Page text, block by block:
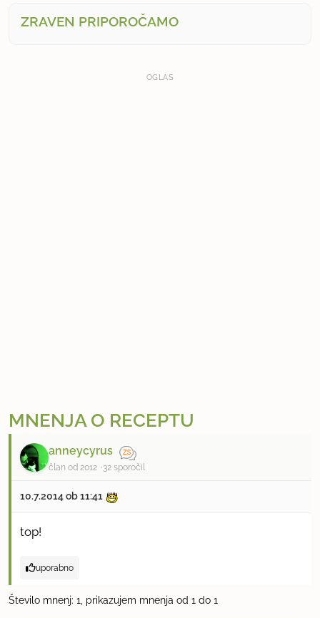
ZRAVEN PRIPOROČAMO
OGLAS
MNENJA O RECEPTU
anneycyrus
član od 2012 32 sporočil
10.7.2014 ob 11:41
top!
uporabno
Število mnenj: 1, prikazujem mnenja od 1 do 1